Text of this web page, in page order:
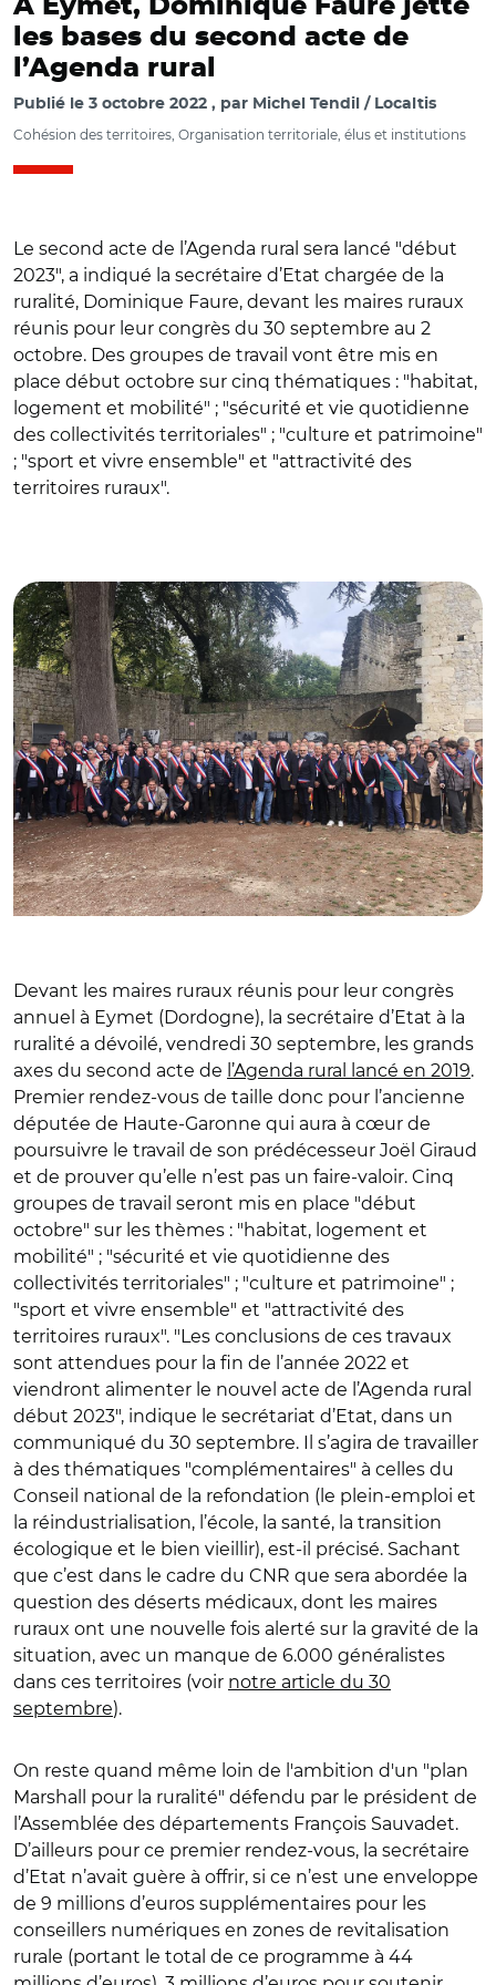
A Eymet, Dominique Faure jette
les bases du second acte de
l’Agenda rural
Publié le 3 octobre 2022 par Michel Tendil / Localtis
Cohésion des territoires, Organisation territoriale, élus et institutions
Le second acte de l’Agenda rural sera lancé "début
2023", a indiqué la secrétaire d’Etat chargée de la
ruralité, Dominique Faure, devant les maires ruraux
réunis pour leur congrès du 30 septembre au 2
octobre. Des groupes de travail vont être mis en
place début octobre sur cinq thématiques : "habitat,
logement et mobilité" ; "sécurité et vie quotidienne
des collectivités territoriales" ; "culture et patrimoine"
; "sport et vivre ensemble" et "attractivité des
territoires ruraux".
Devant les maires ruraux réunis pour leur congrès
annuel à Eymet (Dordogne), la secrétaire d’Etat à la
ruralité a dévoilé, vendredi 30 septembre, les grands
axes du second acte de l’Agenda rural lancé en 2019.
Premier rendez-vous de taille donc pour l’ancienne
députée de Haute-Garonne qui aura à cœur de
poursuivre le travail de son prédécesseur Joël Giraud
et de prouver qu’elle n’est pas un faire-valoir. Cinq
groupes de travail seront mis en place "début
octobre" sur les thèmes : "habitat, logement et
mobilité" ; "sécurité et vie quotidienne des
collectivités territoriales" ; "culture et patrimoine" ;
"sport et vivre ensemble" et "attractivité des
territoires ruraux". "Les conclusions de ces travaux
sont attendues pour la fin de l’année 2022 et
viendront alimenter le nouvel acte de l’Agenda rural
début 2023", indique le secrétariat d’Etat, dans un
communiqué du 30 septembre. Il s’agira de travailler
à des thématiques "complémentaires" à celles du
Conseil national de la refondation (le plein-emploi et
la réindustrialisation, l’école, la santé, la transition
écologique et le bien vieillir), est-il précisé. Sachant
que c’est dans le cadre du CNR que sera abordée la
question des déserts médicaux, dont les maires
ruraux ont une nouvelle fois alerté sur la gravité de la
situation, avec un manque de 6.000 généralistes
dans ces territoires (voir notre article du 30
septembre).
On reste quand même loin de l'ambition d'un "plan
Marshall pour la ruralité" défendu par le président de
l’Assemblée des départements François Sauvadet.
D’ailleurs pour ce premier rendez-vous, la secrétaire
d’Etat n’avait guère à offrir, si ce n’est une enveloppe
de 9 millions d’euros supplémentaires pour les
conseillers numériques en zones de revitalisation
rurale (portant le total de ce programme à 44